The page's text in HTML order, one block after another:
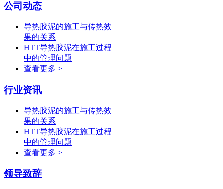
公司动态
导热胶泥的施工与传热效
果的关系
HTT导热胶泥在施工过程
中的管理问题
查看更多 >
行业资讯
导热胶泥的施工与传热效
果的关系
HTT导热胶泥在施工过程
中的管理问题
查看更多 >
领导致辞